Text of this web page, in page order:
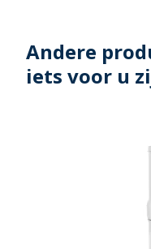
Andere
iets voor u